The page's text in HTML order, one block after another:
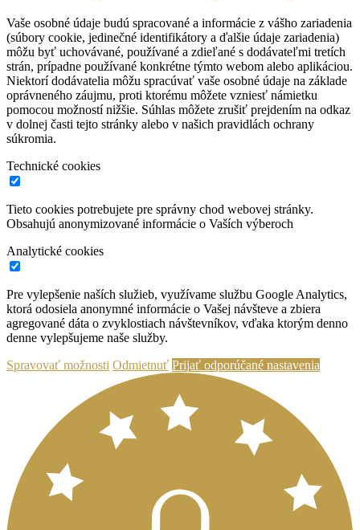
Vaše osobné údaje budú spracované a informácie z vášho zariadenia
(súbory cookie, jedinečné identifikátory a ďalšie údaje zariadenia)
môžu byť uchovávané, používané a zdieľané s dodávateľmi tretích
strán, prípadne používané konkrétne týmto webom alebo aplikáciou.
Niektorí dodávatelia môžu spracúvať vaše osobné údaje na základe
oprávneného záujmu, proti ktorému môžete vzniesť námietku
pomocou možností nižšie. Súhlas môžete zrušiť prejdením na odkaz
v dolnej časti tejto stránky alebo v našich pravidlách ochrany
súkromia.
Technické cookies
Tieto cookies potrebujete pre správny chod webovej stránky.
Obsahujú anonymizované informácie o Vaších výberoch
Analytické cookies
Pre vylepšenie naších služieb, využívame službu Google Analytics,
ktorá odosiela anonymné informácie o Vašej návšteve a zbiera
agregované dáta o zvyklostiach návštevníkov, vďaka ktorým denno
denne vylepšujeme naše služby.
Spravovať možnosti Odmietnuť Prijať odporúčané nastavenia